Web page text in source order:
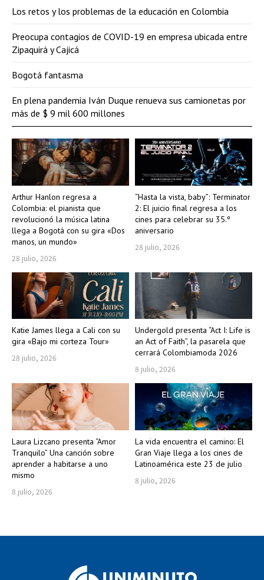
Arthur Hanlon regresa a
Colombia: el pianista que
revolucionó la música latina
llega a Bogotá con su gira «Dos
manos, un mundo»
28 julio, 2026
“Hasta la vista, baby”: Terminator
2: El juicio final regresa a los
cines para celebrar su 35.º
aniversario
28 julio, 2026
Katie James llega a Cali con su
gira «Bajo mi corteza Tour»
28 julio, 2026
Undergold presenta “Act I: Life is
an Act of Faith”, la pasarela que
cerrará Colombiamoda 2026
8 julio, 2026
Laura Lizcano presenta “Amor
Tranquilo” Una canción sobre
aprender a habitarse a uno
mismo
8 julio, 2026
La vida encuentra el camino: El
Gran Viaje llega a los cines de
Latinoamérica este 23 de julio
8 julio, 2026
Los retos y los problemas de la educación en Colombia
Preocupa contagios de COVID-19 en empresa ubicada entre
Zipaquirá y Cajicá
Bogotá fantasma
En plena pandemia Iván Duque renueva sus camionetas por
más de $ 9 mil 600 millones